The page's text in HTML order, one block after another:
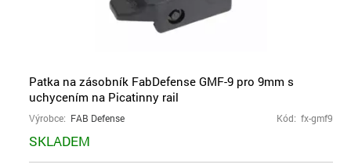
Patka na zásobník FabDefense GMF-9 pro 9mm s
uchycením na Picatinny rail
Výrobce: FAB Defense Kód: fx-gmf9
SKLADEM